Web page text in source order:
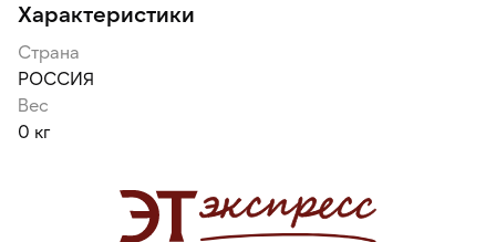
Характеристики
Страна
РОССИЯ
Вес
0 кг